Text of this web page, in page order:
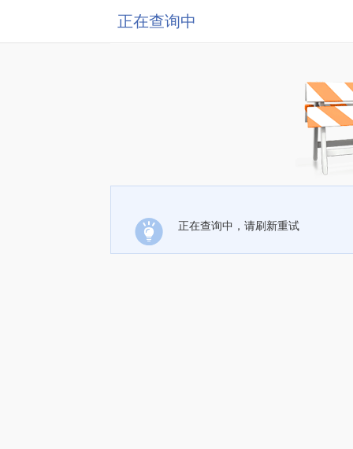
正在查询中
正在查询中，请刷新重试